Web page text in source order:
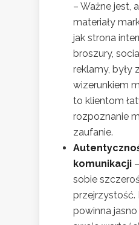
– Ważne jest,
materiały
jak strona
broszury,
reklamy, były
wizerunkiem
to klientom
rozpoznanie
zaufanie.
komunikacji
sobie
przejrzystość.
powinna